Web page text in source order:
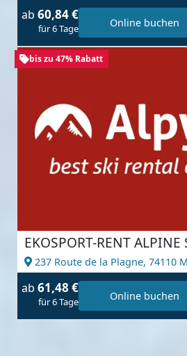
ab 60,84 €
für 6 Tage Online buchen
bis zu 47% Rabatt
EKOSPORT-RENT ALPINE
237 Route de la Plagne, 74110
ab 61,48 €
für 6 Tage Online buchen